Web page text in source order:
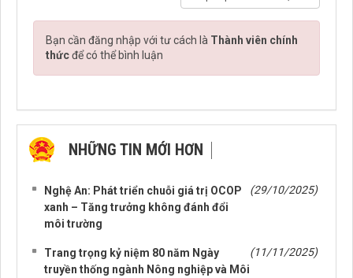
Bạn cần đăng nhập với tư cách là Thành viên chính
thứcđể có thể bình luận
NHỮNG TIN MỚI HƠN
Nghệ An: Phát triển chuỗi giá trị OCOP
xanh – Tăng trưởng không đánh đổi
môi trường
(29/10/2025)
Trang trọng kỷ niệm 80 năm Ngày
truyền thống ngành Nông nghiệp và Môi
(11/11/2025)